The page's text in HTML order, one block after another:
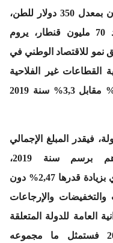
بعين الاعتبار فرضيات سعر غاز البوتان بمعدل 350 دولار للطن،
ومحصول زراعي متوسط في حدود 70 مليون قنطار، يروم
المالية لسنة 2020 تحقيق نمو للاقتصاد الوطني في
القطاعات غير الفلاحية
بتسجيل تطور للقيمة المضافة ب3,6% مقابل 3,3% سنة 2019
فيقدر المبلغ الإجمالي
للموارد ب 242.889.345.000 درهم برسم سنة 2019،
و248.884.681.000 درهم سنة 2020، أي بزيادة قدرها 2,47% دون
والتخفيضات والإرجاعات
العامة للدولة المتعلقة
بنفقات التسيير بمناسبة سنة 2020 فستمثل ما مجموعه